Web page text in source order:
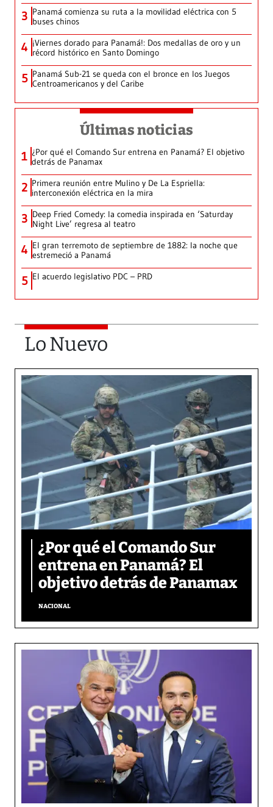
3 Panamá comienza su ruta a la movilidad eléctrica con 5
buses chinos
4 ¡Viernes dorado para Panamá!: Dos medallas de oro y un
récord histórico en Santo Domingo
5 Panamá Sub-21 se queda con el bronce en los Juegos
Centroamericanos y del Caribe
Últimas noticias
1 ¿Por qué el Comando Sur entrena en Panamá? El objetivo
detrás de Panamax
2 Primera reunión entre Mulino y De La Espriella:
interconexión eléctrica en la mira
3 Deep Fried Comedy: la comedia inspirada en ‘Saturday
Night Live’ regresa al teatro
4 El gran terremoto de septiembre de 1882: la noche que
estremeció a Panamá
5 El acuerdo legislativo PDC – PRD
Lo Nuevo
¿Por qué el Comando Sur
entrena en Panamá? El
objetivo detrás de Panamax
NACIONAL